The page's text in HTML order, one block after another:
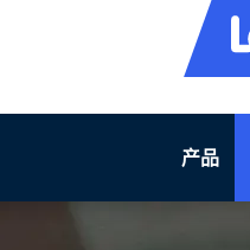
产品